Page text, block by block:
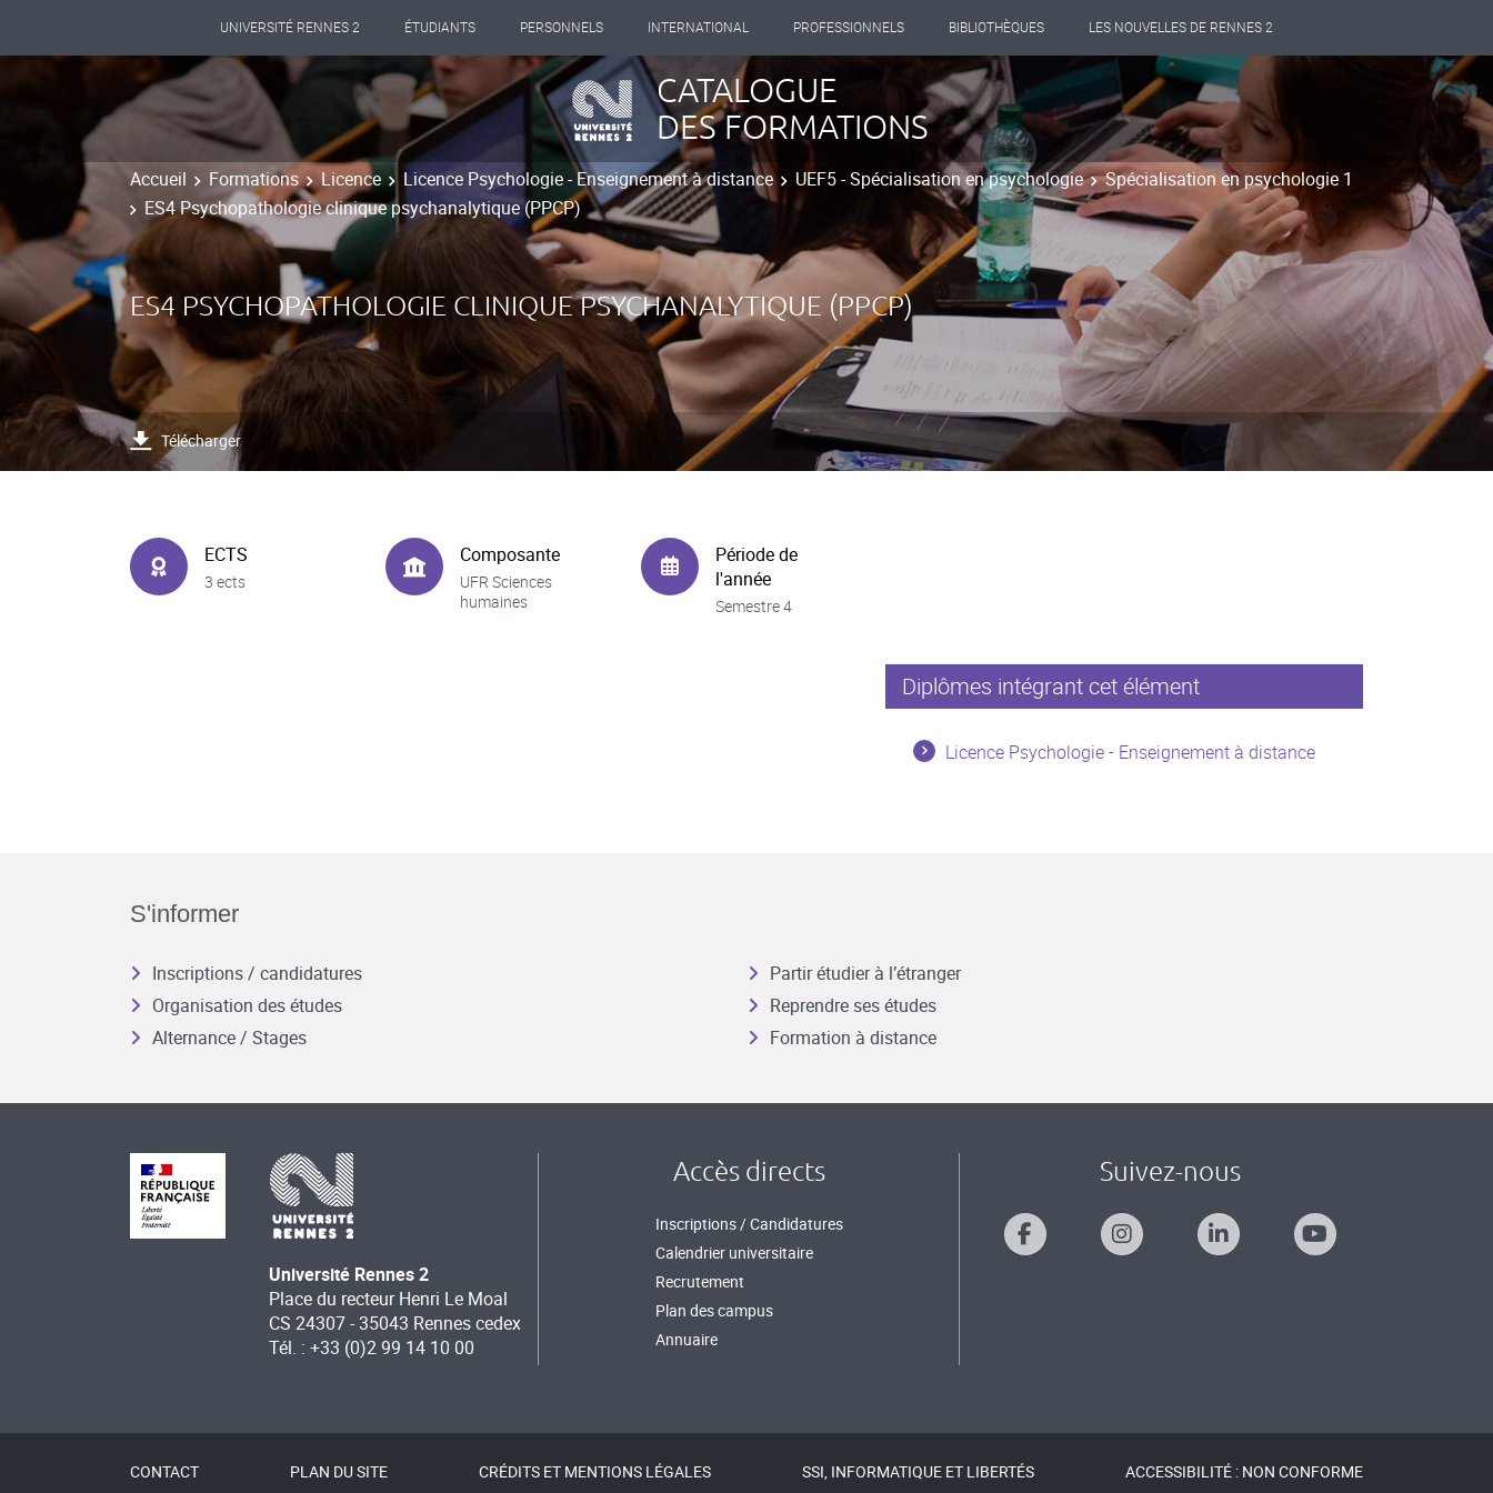
UNIVERSITÉ RENNES 2 ÉTUDIANTS PERSONNELS INTERNATIONAL PROFESSIONNELS BIBLIOTHÈQUES LES NOUVELLES DE RENNES 2
CATALOGUE
DES FORMATIONS
Accueil Formations Licence Licence Psychologie - Enseignement à distance UEF5 - Spécialisation en psychologie
Spécialisation en psychologie 1
ES4 Psychopathologie clinique psychanalytique (PPCP)
ES4 PSYCHOPATHOLOGIE CLINIQUE PSYCHANALYTIQUE (PPCP)
Télécharger
ECTS
3 ects
Composante
UFR Sciences
humaines
Période de
l'année
Semestre 4
Diplômes intégrant cet élément
Licence Psychologie - Enseignement à distance
S'informer
Inscriptions / candidatures
Organisation des études
Alternance / Stages
Partir étudier à l’étranger
Reprendre ses études
Formation à distance
Université Rennes 2
Place du recteur Henri Le Moal
CS 24307 - 35043 Rennes cedex
Tél. : +33 (0)2 99 14 10 00
Accès directs
Inscriptions / Candidatures
Calendrier universitaire
Recrutement
Plan des campus
Annuaire
Suivez-nous
CONTACT PLAN DU SITE CRÉDITS ET MENTIONS LÉGALES SSI, INFORMATIQUE ET LIBERTÉS ACCESSIBILITÉ : NON CONFORME